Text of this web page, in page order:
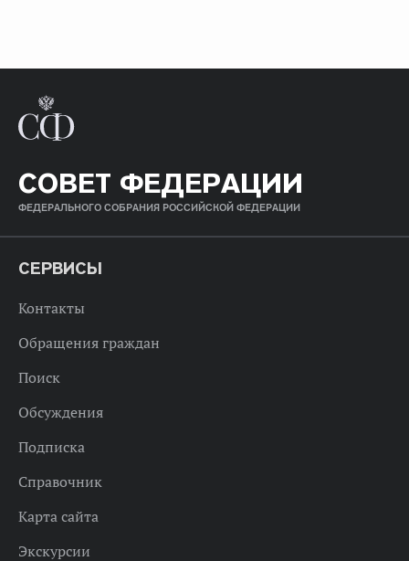
СОВЕТ ФЕДЕРАЦИИ
ФЕДЕРАЛЬНОГО СОБРАНИЯ РОССИЙСКОЙ ФЕДЕРАЦИИ
СЕРВИСЫ
Контакты
Обращения граждан
Поиск
Обсуждения
Подписка
Справочник
Карта сайта
Экскурсии